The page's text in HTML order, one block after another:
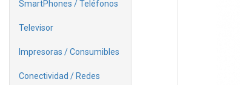
SmartPhones / Teléfonos
Televisor
Impresoras / Consumibles
Conectividad / Redes